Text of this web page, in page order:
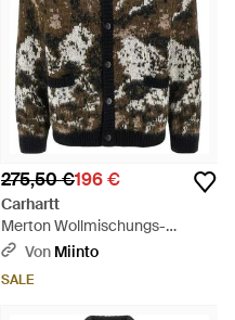
275,50 €196 €
Carhartt
Merton Wollmischungs-
Cardigan - Grau
Von Miinto
SALE